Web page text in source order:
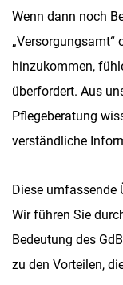
Wenn dann noch
„Versorgungsamt“
hinzukommen,
überfordert. Aus
Pflegeberatung
verständliche
Diese umfassende
Wir führen Sie
Bedeutung des
zu den Vorteilen,